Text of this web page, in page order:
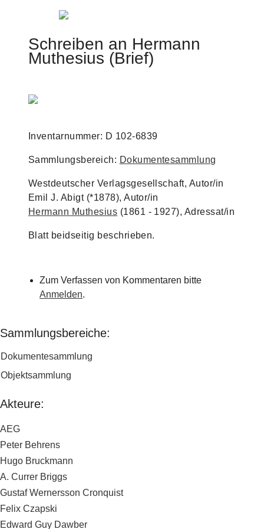
Jump to navigation
Schreiben an Hermann
Muthesius (Brief)
Inventarnummer: D 102-6839
Sammlungsbereich: Dokumentesammlung
Westdeutscher Verlagsgesellschaft, Autor/in
Emil J. Abigt (*1878), Autor/in
Hermann Muthesius (1861 - 1927), Adressat/in
Blatt beidseitig beschrieben.
Zum Verfassen von Kommentaren bitte
Anmelden.
Sammlungsbereiche:
Dokumentesammlung
Objektsammlung
Akteure:
AEG
Peter Behrens
Hugo Bruckmann
A. Currer Briggs
Gustaf Wernersson Cronquist
Felix Czapski
Edward Guy Dawber